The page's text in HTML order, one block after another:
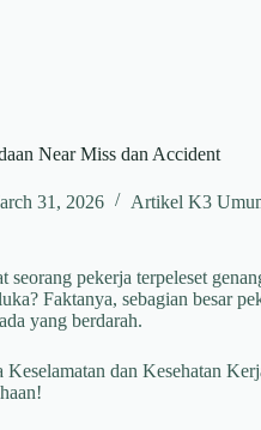
Near Miss dan Accident
31, 2026 Artikel K3
seorang pekerja terpeleset
Faktanya, sebagian besar
yang berdarah.
Keselamatan dan Kesehatan